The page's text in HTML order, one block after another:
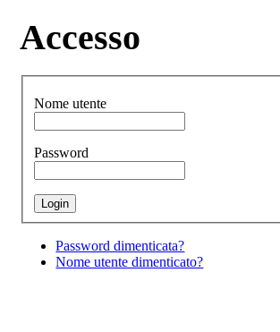
Accesso
Nome utente
Password
Password dimenticata?
Nome utente dimenticato?